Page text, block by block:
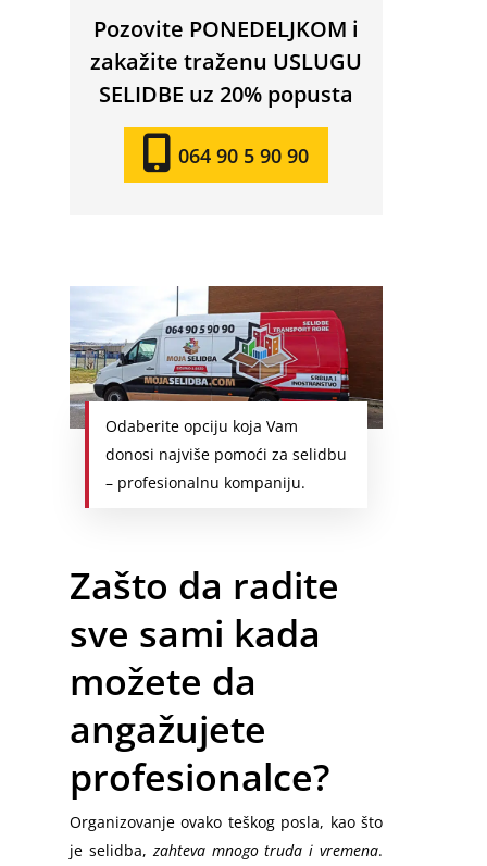
Pozovite PONEDELJKOM i
zakažite traženu USLUGU
SELIDBE uz 20% popusta
064 90 5 90 90
Odaberite opciju koja Vam
donosi najviše pomoći za selidbu
– profesionalnu kompaniju.
Zašto da radite
sve sami kada
možete da
angažujete
profesionalce?
Organizovanje ovako teškog posla, kao što
je selidba,zahteva mnogo truda i vremena.